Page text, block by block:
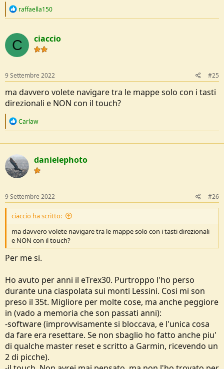
R
c
t
i
o
s
:
raffaella150
C ciaccio
9 Settembre 2022 #25
ma davvero volete navigare tra le mappe solo con i tasti
direzionali e NON con il touch?
R
c
i
o
n
Carlaw
danielephoto
9 Settembre 2022 #26
ciaccio ha scritto:
ma davvero volete navigare tra le mappe solo con i tasti direzionali
e NON con il touch?
Per me si.
Ho avuto per anni il eTrex30. Purtroppo l'ho perso
durante una ciaspolata sui monti Lessini. Cosi mi son
preso il 35t. Migliore per molte cose, ma anche peggiore
in (vado a memoria che son passati anni):
-software (improvvisamente si bloccava, e l'unica cosa
da fare era resettare. Se non sbaglio ho fatto anche piu'
di qualche master reset e scritto a Garmin, ricevendo un
2 di picche).